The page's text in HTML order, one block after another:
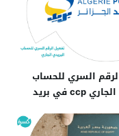
السري للحساب
البريدي الجاري ccp في بريد